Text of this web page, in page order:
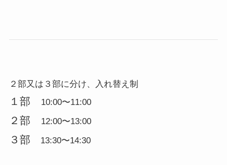
２部又は３部に分け、入れ替え制
１部 10:00〜11:00
２部 12:00〜13:00
３部 13:30〜14:30